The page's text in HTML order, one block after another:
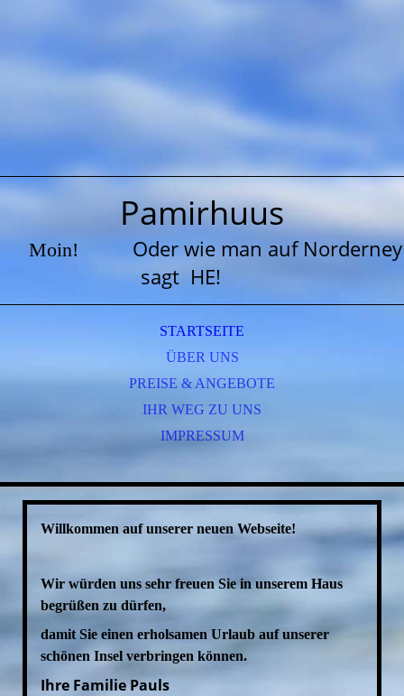
Pamirhuus
Moin! Oder wie man auf Norderney
sagt HE!
STARTSEITE
ÜBER UNS
PREISE & ANGEBOTE
IHR WEG ZU UNS
IMPRESSUM
Willkommen auf unserer neuen Webseite!
Wir würden uns sehr freuen Sie in unserem Haus
begrüßen zu dürfen,
damit Sie einen erholsamen Urlaub auf unserer
schönen Insel verbringen können.
Ihre Familie Pauls